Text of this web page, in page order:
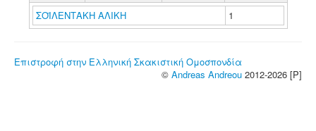
ΣΟΪΛΕΝΤΑΚΗ ΑΛΙΚΗ 1
Επιστροφή στην Ελληνική Σκακιστική Ομοσπονδία
© Andreas Andreou 2012-2026 [P]